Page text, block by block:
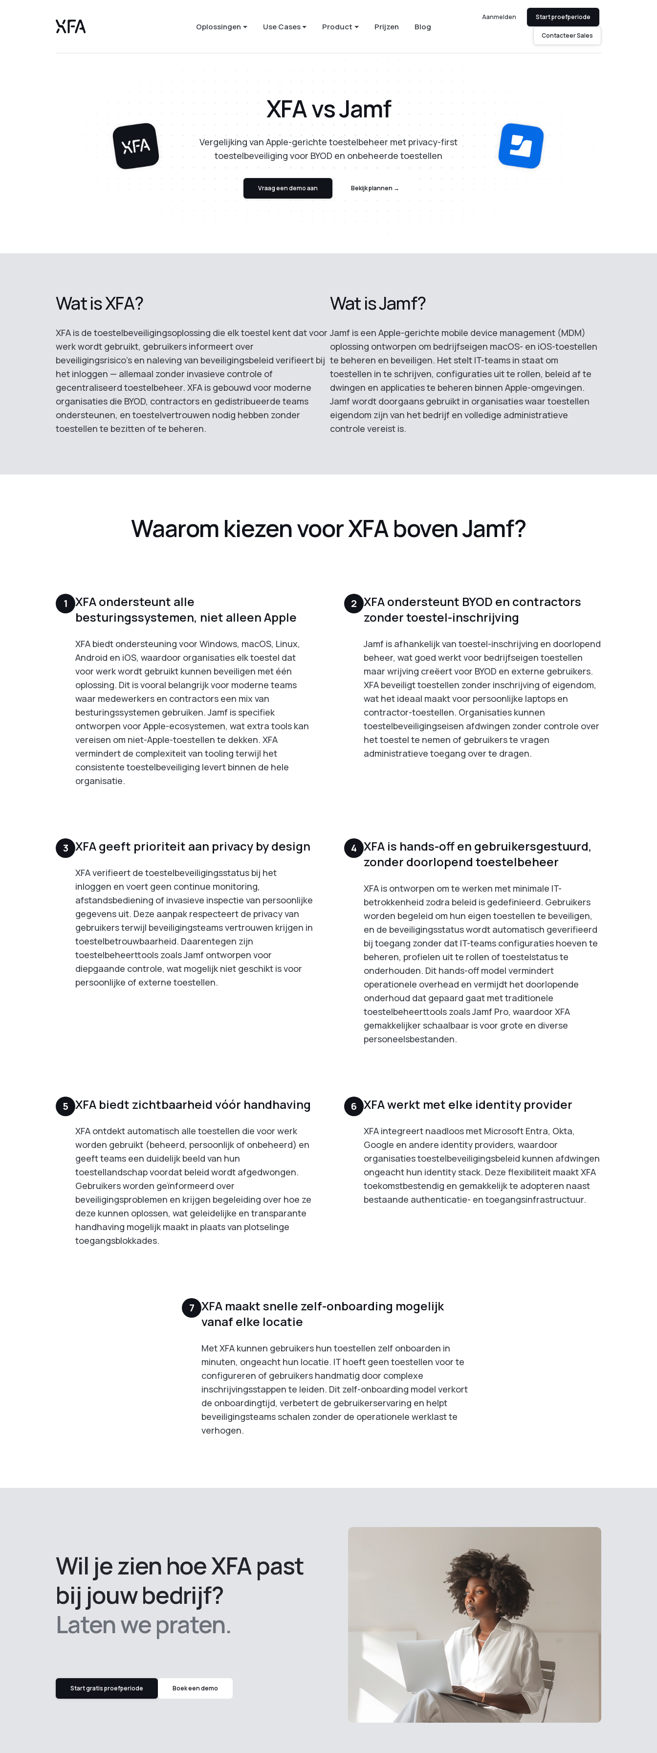
Oplossingen Use Cases Product Prijzen Blog
Aanmelden Start proefperiode
Contacteer Sales
XFA vs Jamf
Vergelijking van Apple-gerichte toestelbeheer met privacy-first
toestelbeveiliging voor BYOD en onbeheerde toestellen
Vraag een demo aan Bekijk plannen →
Wat is XFA?
XFA is de toestelbeveiligingsoplossing die elk toestel kent dat voor
werk wordt gebruikt, gebruikers informeert over
beveiligingsrisico's en naleving van beveiligingsbeleid verifieert bij
het inloggen — allemaal zonder invasieve controle of
gecentraliseerd toestelbeheer. XFA is gebouwd voor moderne
organisaties die BYOD, contractors en gedistribueerde teams
ondersteunen, en toestelvertrouwen nodig hebben zonder
toestellen te bezitten of te beheren.
Wat is Jamf?
Jamf is een Apple-gerichte mobile device management (MDM)
oplossing ontworpen om bedrijfseigen macOS- en iOS-toestellen
te beheren en beveiligen. Het stelt IT-teams in staat om
toestellen in te schrijven, configuraties uit te rollen, beleid af te
dwingen en applicaties te beheren binnen Apple-omgevingen.
Jamf wordt doorgaans gebruikt in organisaties waar toestellen
eigendom zijn van het bedrijf en volledige administratieve
controle vereist is.
Waarom kiezen voor XFA boven Jamf?
1
XFA ondersteunt alle
besturingssystemen, niet alleen Apple
XFA biedt ondersteuning voor Windows, macOS, Linux,
Android en iOS, waardoor organisaties elk toestel dat
voor werk wordt gebruikt kunnen beveiligen met één
oplossing. Dit is vooral belangrijk voor moderne teams
waar medewerkers en contractors een mix van
besturingssystemen gebruiken. Jamf is specifiek
ontworpen voor Apple-ecosystemen, wat extra tools kan
vereisen om niet-Apple-toestellen te dekken. XFA
vermindert de complexiteit van tooling terwijl het
consistente toestelbeveiliging levert binnen de hele
organisatie.
2 XFA ondersteunt BYOD en contractors
zonder toestel-inschrijving
Jamf is afhankelijk van toestel-inschrijving en doorlopend
beheer, wat goed werkt voor bedrijfseigen toestellen
maar wrijving creëert voor BYOD en externe gebruikers.
XFA beveiligt toestellen zonder inschrijving of eigendom,
wat het ideaal maakt voor persoonlijke laptops en
contractor-toestellen. Organisaties kunnen
toestelbeveiligingseisen afdwingen zonder controle over
het toestel te nemen of gebruikers te vragen
administratieve toegang over te dragen.
3 XFA geeft prioriteit aan privacy by design
XFA verifieert de toestelbeveiligingsstatus bij het
inloggen en voert geen continue monitoring,
afstandsbediening of invasieve inspectie van persoonlijke
gegevens uit. Deze aanpak respecteert de privacy van
gebruikers terwijl beveiligingsteams vertrouwen krijgen in
toestelbetrouwbaarheid. Daarentegen zijn
toestelbeheerttools zoals Jamf ontworpen voor
diepgaande controle, wat mogelijk niet geschikt is voor
persoonlijke of externe toestellen.
4 XFA is hands-off en gebruikersgestuurd,
zonder doorlopend toestelbeheer
XFA is ontworpen om te werken met minimale IT-
betrokkenheid zodra beleid is gedefinieerd. Gebruikers
worden begeleid om hun eigen toestellen te beveiligen,
en de beveiligingsstatus wordt automatisch geverifieerd
bij toegang zonder dat IT-teams configuraties hoeven te
beheren, profielen uit te rollen of toestelstatus te
onderhouden. Dit hands-off model vermindert
operationele overhead en vermijdt het doorlopende
onderhoud dat gepaard gaat met traditionele
toestelbeheerttools zoals Jamf Pro, waardoor XFA
gemakkelijker schaalbaar is voor grote en diverse
personeelsbestanden.
5 XFA biedt zichtbaarheid vóór handhaving
XFA ontdekt automatisch alle toestellen die voor werk
worden gebruikt (beheerd, persoonlijk of onbeheerd) en
geeft teams een duidelijk beeld van hun
toestellandschap voordat beleid wordt afgedwongen.
Gebruikers worden geïnformeerd over
beveiligingsproblemen en krijgen begeleiding over hoe ze
deze kunnen oplossen, wat geleidelijke en transparante
handhaving mogelijk maakt in plaats van plotselinge
toegangsblokkades.
6 XFA werkt met elke identity provider
XFA integreert naadloos met Microsoft Entra, Okta,
Google en andere identity providers, waardoor
organisaties toestelbeveiligingsbeleid kunnen afdwingen
ongeacht hun identity stack. Deze flexibiliteit maakt XFA
toekomstbestendig en gemakkelijk te adopteren naast
bestaande authenticatie- en toegangsinfrastructuur.
7 XFA maakt snelle zelf-onboarding mogelijk
vanaf elke locatie
Met XFA kunnen gebruikers hun toestellen zelf onboarden in
minuten, ongeacht hun locatie. IT hoeft geen toestellen voor te
configureren of gebruikers handmatig door complexe
inschrijvingsstappen te leiden. Dit zelf-onboarding model verkort
de onboardingtijd, verbetert de gebruikerservaring en helpt
beveiligingsteams schalen zonder de operationele werklast te
verhogen.
Wil je zien hoe XFA past
bij jouw bedrijf?
Laten we praten.
Start gratis proefperiode Boek een demo